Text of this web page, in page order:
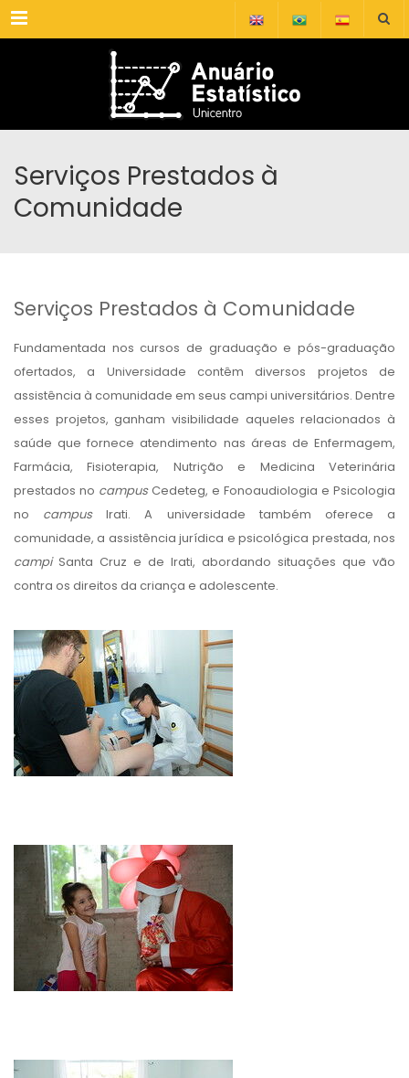
Menu
Serviços Prestados à
Comunidade
Serviços Prestados à Comunidade
Fundamentada nos cursos de graduação e pós-graduação
ofertados, a Universidade contêm diversos projetos de
assistência à comunidade em seus campi universitários. Dentre
esses projetos, ganham visibilidade aqueles relacionados à
saúde que fornece atendimento nas áreas de Enfermagem,
Farmácia, Fisioterapia, Nutrição e Medicina Veterinária
prestados no campusCedeteg, e Fonoaudiologia e Psicologia
no campusIrati. A universidade também oferece a
comunidade, a assistência jurídica e psicológica prestada, nos
campiSanta Cruz e de Irati, abordando situações que vão
contra os direitos da criança e adolescente.